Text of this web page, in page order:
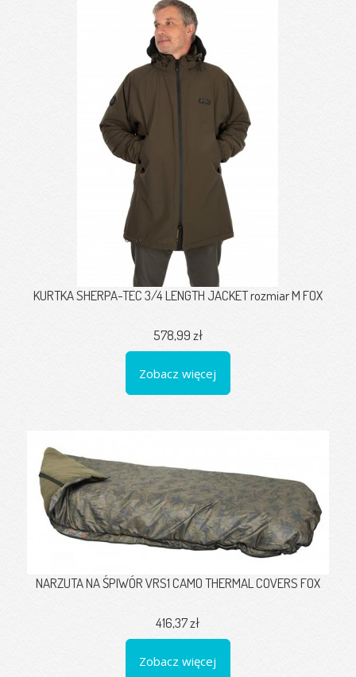
KURTKA SHERPA-TEC 3/4 LENGTH JACKET rozmiar M FOX
578,99 zł
Zobacz więcej
NARZUTA NA ŚPIWÓR VRS1 CAMO THERMAL COVERS FOX
416,37 zł
Zobacz więcej